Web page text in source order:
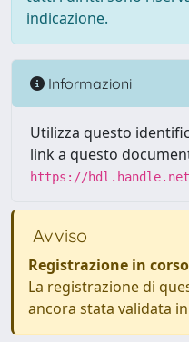
indicazione.
Informazioni
Utilizza questo
link a questo
https://hdl.handle.net/
Avviso
Registrazione in
La registrazione di
ancora stata validata in